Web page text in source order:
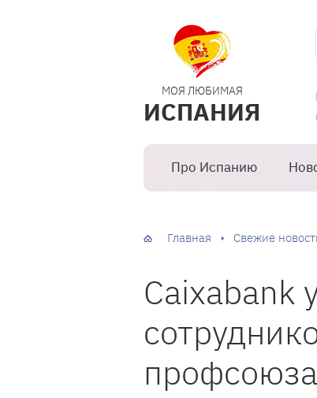
МОЯ ЛЮБИМАЯ
ИСПАНИЯ
Про Испанию
Главная Свежие
Caixabank